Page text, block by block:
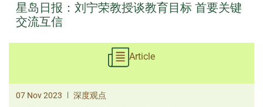
星岛日报：刘宁荣教授谈教育目标 首要关键
交流互信
Article
07 Nov 2023 | 深度观点